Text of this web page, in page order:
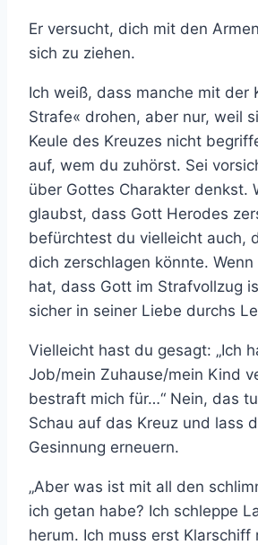
Er versucht, dich mit den
sich zu ziehen.
Ich weiß, dass manche mit der
Strafe« drohen, aber nur, weil
Keule des Kreuzes nicht
auf, wem du zuhörst. Sei
über Gottes Charakter denkst.
glaubst, dass Gott Herodes
befürchtest du vielleicht auch,
dich zerschlagen könnte.
hat, dass Gott im Strafvollzug
sicher in seiner Liebe durchs
Vielleicht hast du gesagt: „Ich
Job/mein Zuhause/mein Kind
bestraft mich für…“ Nein, das
Schau auf das Kreuz und lass
Gesinnung erneuern.
„Aber was ist mit all den
ich getan habe? Ich schleppe
herum. Ich muss erst Klarschiff